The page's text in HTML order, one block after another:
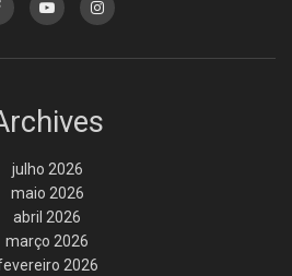
julho 2026
maio 2026
abril 2026
março 2026
2026